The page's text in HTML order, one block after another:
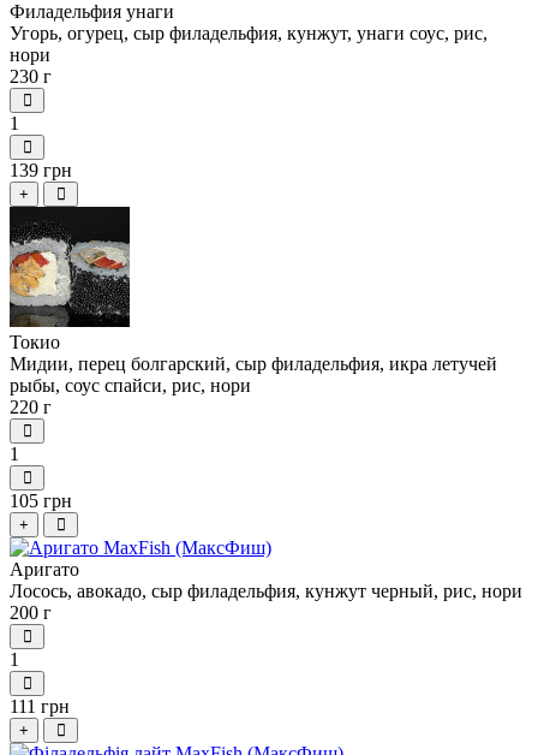
Филадельфия унаги
Угорь, огурец, сыр филадельфия, кунжут, унаги соус, рис,
нори
230 г
1
139 грн
+
Токио
Мидии, перец болгарский, сыр филадельфия, икра летучей
рыбы, соус спайси, рис, нори
220 г
1
105 грн
+
Аригато
Лосось, авокадо, сыр филадельфия, кунжут черный, рис, нори
200 г
1
111 грн
+